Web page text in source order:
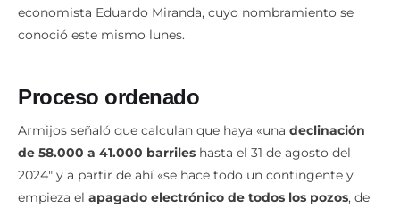
economista Eduardo Miranda, cuyo nombramiento se
conoció este mismo lunes.
Proceso ordenado
Armijos señaló que calculan que haya «una declinación
de 58.000 a 41.000 barriles hasta el 31 de agosto del
2024″ y a partir de ahí «se hace todo un contingente y
empieza el apagado electrónico de todos los pozos, de